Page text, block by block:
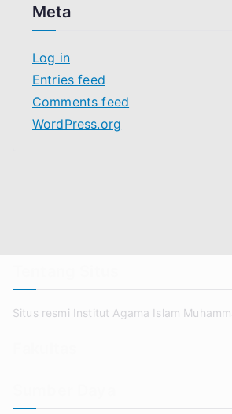
Meta
Log in
Entries feed
Comments feed
WordPress.org
Situs resmi Institut Agama Islam